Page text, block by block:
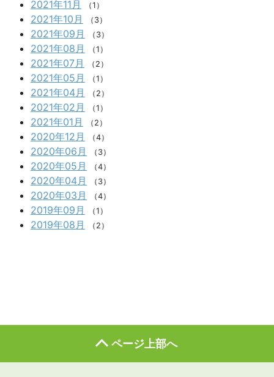
2021年11月 （1）
2021年10月 （3）
2021年09月 （3）
2021年08月 （1）
2021年07月 （2）
2021年05月 （1）
2021年04月 （2）
2021年02月 （1）
2021年01月 （2）
2020年12月 （4）
2020年06月 （3）
2020年05月 （4）
2020年04月 （3）
2020年03月 （4）
2019年09月 （1）
2019年08月 （2）
ページ上部へ